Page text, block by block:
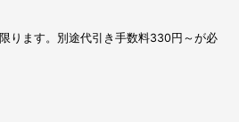
ります。別途代引き手数料330円～が必